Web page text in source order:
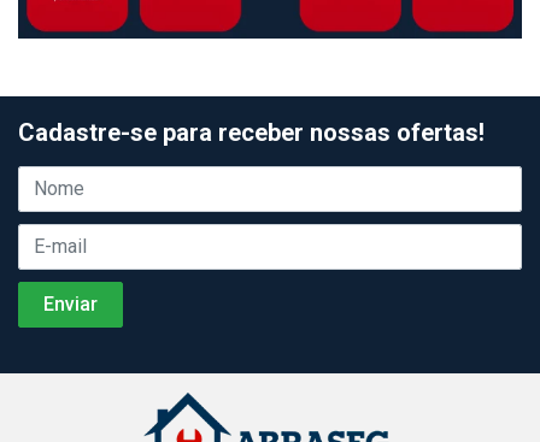
Cadastre-se para receber nossas ofertas!